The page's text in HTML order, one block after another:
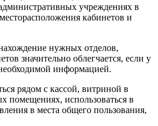
учреждениях в
месторасположения кабинетов и
нужных отделов,
значительно облегчается, если у
информацией.
рядом с кассой, витриной в
помещениях, использоваться в
в места общего пользования,